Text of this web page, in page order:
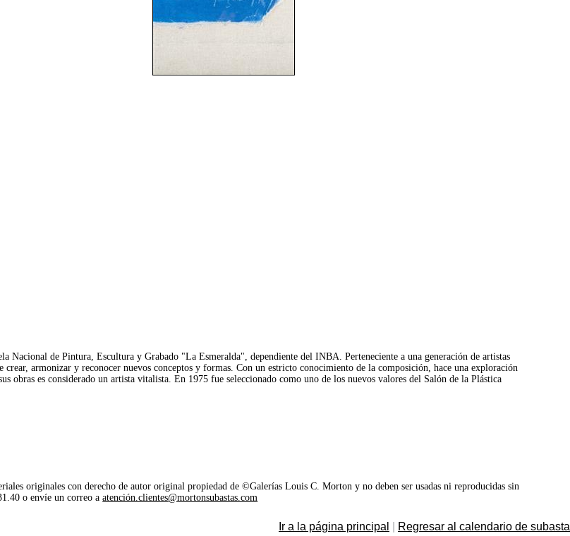
Nacional de Pintura, Escultura y Grabado "La Esmeralda", dependiente del INBA. Perteneciente a una generación de artistas
armonizar y reconocer nuevos conceptos y formas. Con un estricto conocimiento de la composición, hace una exploración
obras es considerado un artista vitalista. En 1975 fue seleccionado como uno de los nuevos valores del Salón de la Plástica
originales con derecho de autor original propiedad de ©Galerías Louis C. Morton y no deben ser usadas ni reproducidas sin
o envíe un correo aatención.clientes@mortonsubastas.com
Ir a la página principal Regresar al calendario de